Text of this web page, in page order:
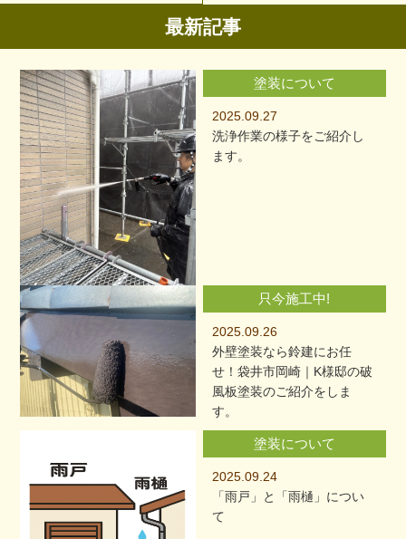
最新記事
塗装について
2025.09.27
洗浄作業の様子をご紹介し
ます。
只今施工中!
2025.09.26
外壁塗装なら鈴建にお任
せ！袋井市岡崎｜K様邸の破
風板塗装のご紹介をしま
す。
塗装について
2025.09.24
「雨戸」と「雨樋」につい
て